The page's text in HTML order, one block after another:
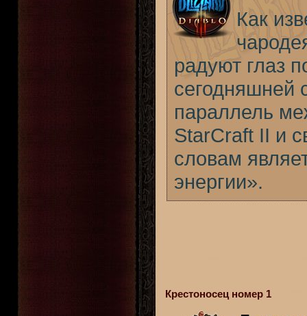
Как
радуют глаз
сегодняшней
параллель
StarCraft II и
словам
энергии».
Крестоносец номер 1